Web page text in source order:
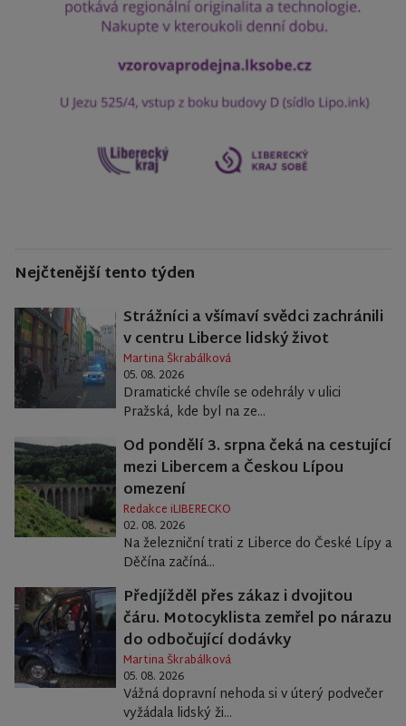
Nejčtenější tento týden
Strážníci a všímaví svědci zachránili
v centru Liberce lidský život
Martina Škrabálková
05. 08. 2026
Dramatické chvíle se odehrály v ulici
Pražská, kde byl na ze...
Od pondělí 3. srpna čeká na cestující
mezi Libercem a Českou Lípou
omezení
Redakce iLIBERECKO
02. 08. 2026
Na železniční trati z Liberce do České Lípy a
Děčína začíná...
Předjížděl přes zákaz i dvojitou
čáru. Motocyklista zemřel po nárazu
do odbočující dodávky
Martina Škrabálková
05. 08. 2026
Vážná dopravní nehoda si v úterý podvečer
vyžádala lidský ži...